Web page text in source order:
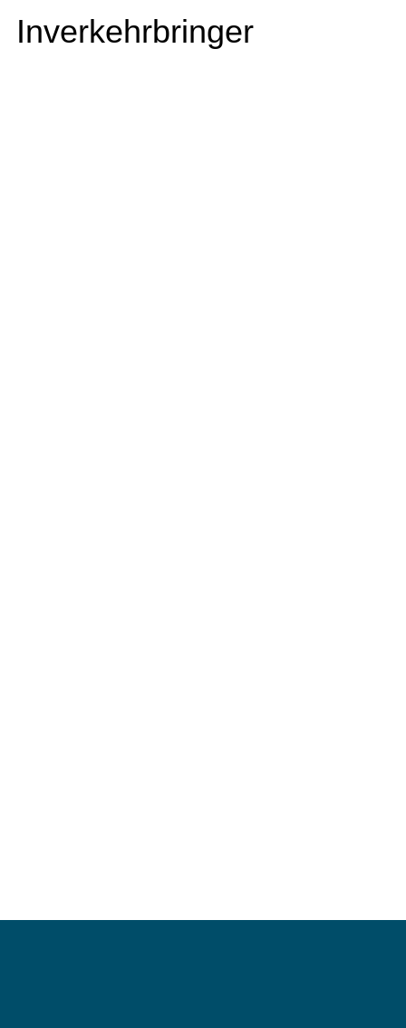
Inverkehrbringer